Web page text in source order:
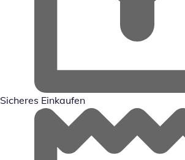
Sicheres Einkaufen